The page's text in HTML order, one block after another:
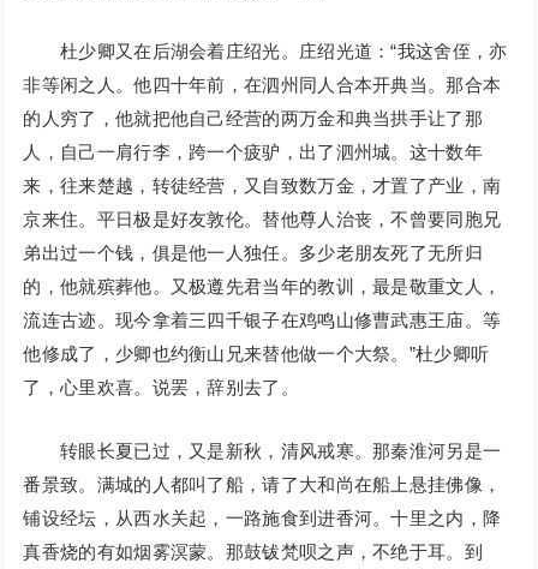
杜少卿又在后湖会着庄绍光。庄绍光道：“我这舍侄，亦
非等闲之人。他四十年前，在泗州同人合本开典当。那合本
的人穷了，他就把他自己经营的两万金和典当拱手让了那
人，自己一肩行李，跨一个疲驴，出了泗州城。这十数年
来，往来楚越，转徒经营，又自致数万金，才置了产业，南
京来住。平日极是好友敦伦。替他尊人治丧，不曾要同胞兄
弟出过一个钱，俱是他一人独任。多少老朋友死了无所归
的，他就殡葬他。又极遵先君当年的教训，最是敬重文人，
流连古迹。现今拿着三四千银子在鸡鸣山修曹武惠王庙。等
他修成了，少卿也约衡山兄来替他做一个大祭。”杜少卿听
了，心里欢喜。说罢，辞别去了。
转眼长夏已过，又是新秋，清风戒寒。那秦淮河另是一
番景致。满城的人都叫了船，请了大和尚在船上悬挂佛像，
铺设经坛，从西水关起，一路施食到进香河。十里之内，降
真香烧的有如烟雾溟蒙。那鼓钹梵呗之声，不绝于耳。到